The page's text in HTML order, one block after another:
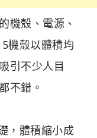
機殼、電源、
機殼以體積均
引不少人目
不錯。
，體積縮小成